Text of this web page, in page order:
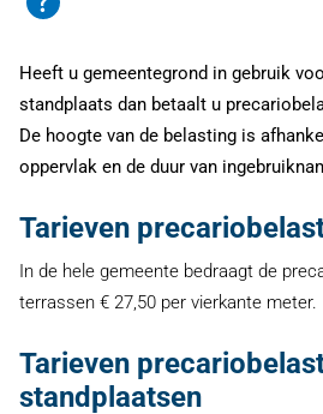
Heeft u gemeentegrond in gebruik
standplaats dan betaalt u
De hoogte van de belasting is
oppervlak en de duur van
Tarieven
In de hele gemeente bedraagt de
terrassen € 27,50 per vierkante meter.
Tarieven
standplaatsen